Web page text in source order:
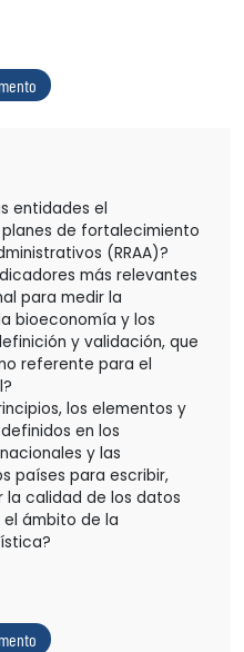
entidades el
de fortalecimiento
(RRAA)?
más relevantes
para medir la
bioeconomía y los
y validación, que
referente para el
los elementos y
en los
y las
países para escribir,
la calidad de los datos
ámbito de la